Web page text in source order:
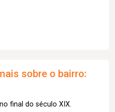
sobre o bairro:
final do século XIX.